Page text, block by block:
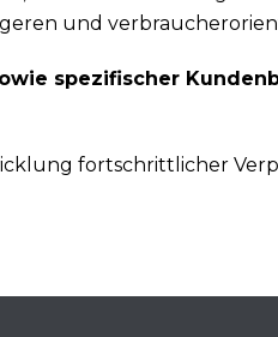
und
spezifischer
fortschrittlicher